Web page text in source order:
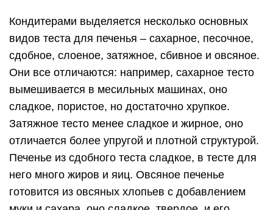
Кондитерами выделяется несколько основных
видов теста для печенья – сахарное, песочное,
сдобное, слоеное, затяжное, сбивное и овсяное.
Они все отличаются: например, сахарное тесто
вымешивается в месильных машинах, оно
сладкое, пористое, но достаточно хрупкое.
Затяжное тесто менее сладкое и жирное, оно
отличается более упругой и плотной структурой.
Печенье из сдобного теста сладкое, в тесте для
него много жиров и яиц. Овсяное печенье
готовится из овсяных хлопьев с добавлением